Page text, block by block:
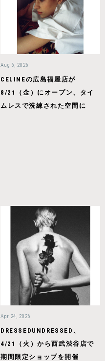
Aug 6, 2026
CELINEの広島福屋店が
8/21（金）にオープン、タイ
ムレスで洗練された空間に
Apr 24, 2026
DRESSEDUNDRESSED、
4/21（火）から西武渋谷店で
期間限定ショップを開催